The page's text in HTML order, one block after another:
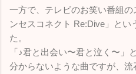
一方で、テレビのお笑い番組
ンセスコネクト Re:Dive」とい
た。
「♪君と出会い〜君と泣く〜」
分からないような曲ですが、